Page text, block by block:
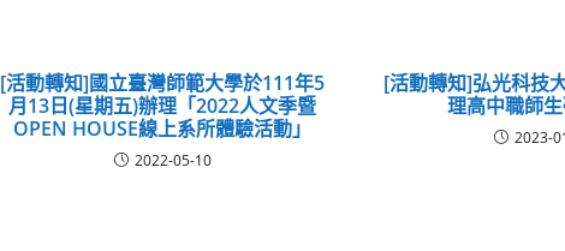
[活動轉知]國立臺灣師範大學於111年5
月13日(星期五)辦理「2022人文季暨
OPEN HOUSE線上系所體驗活動」
2022-05-10
[活動轉知]弘光科技
理高中職師
2023-